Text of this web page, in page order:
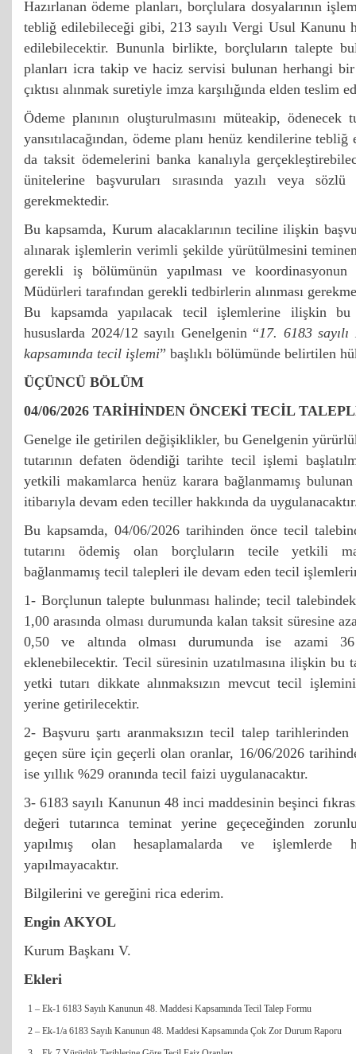
Hazırlanan ödeme planları, borçlulara dosyalarının
tebliğ edilebileceği gibi, 213 sayılı Vergi Usul Kanunu
edilebilecektir. Bununla birlikte, borçluların talepte
planları icra takip ve haciz servisi bulunan herhangi
çıktısı alınmak suretiyle imza karşılığında elden teslim
Ödeme planının oluşturulmasını müteakip, ödenecek
yansıtılacağından, ödeme planı henüz kendilerine
da taksit ödemelerini banka kanalıyla
ünitelerine başvuruları sırasında yazılı veya
gerekmektedir.
Bu kapsamda, Kurum alacaklarının teciline ilişkin
alınarak işlemlerin verimli şekilde yürütülmesini
gerekli iş bölümünün yapılması ve koordinasyonun
Müdürleri tarafından gerekli tedbirlerin alınması
Bu kapsamda yapılacak tecil işlemlerine ilişkin bu
hususlarda 2024/12 sayılı Genelgenin “17. 6183
kapsamında tecil işlemi” başlıklı bölümünde belirtilen
ÜÇÜNCÜ BÖLÜM
04/06/2026 TARİHİNDEN ÖNCEKİ TECİL
Genelge ile getirilen değişiklikler, bu Genelgenin
tutarının defaten ödendiği tarihte tecil işlemi
yetkili makamlarca henüz karara bağlanmamış
itibarıyla devam eden teciller hakkında da
Bu kapsamda, 04/06/2026 tarihinden önce tecil
tutarını ödemiş olan borçluların tecile yetkili
bağlanmamış tecil talepleri ile devam eden tecil
1- Borçlunun talepte bulunması halinde; tecil
1,00 arasında olması durumunda kalan taksit süresine
0,50 ve altında olması durumunda ise azami
eklenebilecektir. Tecil süresinin uzatılmasına ilişkin bu
yetki tutarı dikkate alınmaksızın mevcut tecil
yerine getirilecektir.
2- Başvuru şartı aranmaksızın tecil talep
geçen süre için geçerli olan oranlar, 16/06/2026
ise yıllık %29 oranında tecil faizi uygulanacaktır.
3- 6183 sayılı Kanunun 48 inci maddesinin beşinci
değeri tutarınca teminat yerine geçeceğinden
yapılmış olan hesaplamalarda ve işlemlerde
yapılmayacaktır.
Bilgilerini ve gereğini rica ederim.
Engin AKYOL
Kurum Başkanı V.
Ekleri
1 – Ek-1 6183 Sayılı Kanunun 48. Maddesi Kapsamında Tecil Talep Formu
2 – Ek-1/a 6183 Sayılı Kanunun 48. Maddesi Kapsamında Çok Zor Durum Raporu